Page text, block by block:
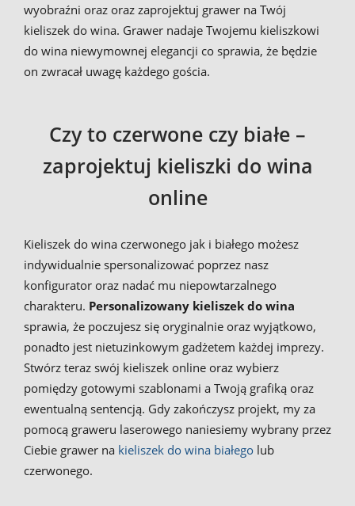
wyobraźni oraz oraz zaprojektuj grawer na Twój
kieliszek do wina. Grawer nadaje Twojemu kieliszkowi
do wina niewymownej elegancji co sprawia, że będzie
on zwracał uwagę każdego gościa.
Czy to czerwone czy białe –
zaprojektuj kieliszki do wina
online
Kieliszek do wina czerwonego jak i białego możesz
indywidualnie spersonalizować poprzez nasz
konfigurator oraz nadać mu niepowtarzalnego
charakteru. Personalizowany kieliszek do wina
sprawia, że poczujesz się oryginalnie oraz wyjątkowo,
ponadto jest nietuzinkowym gadżetem każdej imprezy.
Stwórz teraz swój kieliszek online oraz wybierz
pomiędzy gotowymi szablonami a Twoją grafiką oraz
ewentualną sentencją. Gdy zakończysz projekt, my za
pomocą graweru laserowego naniesiemy wybrany przez
Ciebie grawer na kieliszek do wina białego lub
czerwonego.